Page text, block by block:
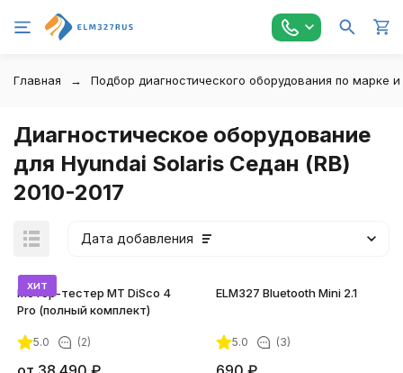
Главная Подбор диагностического оборудования по марке
Диагностическое оборудование
для Hyundai Solaris Седан (RB)
2010-2017
Дата добавления
хит
Мотор-тестер MT DiSco 4
Pro (полный комплект)
5.0 (2)
ELM327 Bluetooth Mini 2.1
5.0 (3)